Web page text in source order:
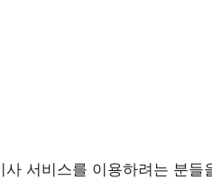
사 서비스를 이용하려는 분